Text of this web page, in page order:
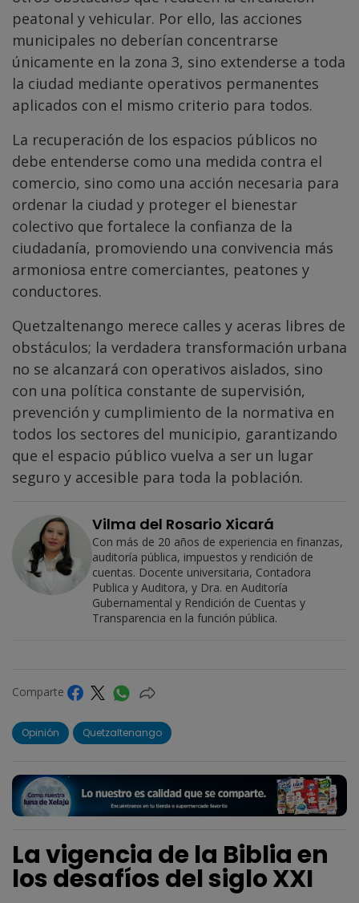
peatonal y vehicular. Por ello, las acciones
municipales no deberían concentrarse
únicamente en la zona 3, sino extenderse a toda
la ciudad mediante operativos permanentes
aplicados con el mismo criterio para todos.
La recuperación de los espacios públicos no
debe entenderse como una medida contra el
comercio, sino como una acción necesaria para
ordenar la ciudad y proteger el bienestar
colectivo que fortalece la confianza de la
ciudadanía, promoviendo una convivencia más
armoniosa entre comerciantes, peatones y
conductores.
Quetzaltenango merece calles y aceras libres de
obstáculos; la verdadera transformación urbana
no se alcanzará con operativos aislados, sino
con una política constante de supervisión,
prevención y cumplimiento de la normativa en
todos los sectores del municipio, garantizando
que el espacio público vuelva a ser un lugar
seguro y accesible para toda la población.
Vilma del Rosario Xicará
Con más de 20 años de experiencia en finanzas,
auditoría pública, impuestos y rendición de
cuentas. Docente universitaria, Contadora
Publica y Auditora, y Dra. en Auditoría
Gubernamental y Rendición de Cuentas y
Transparencia en la función pública.
Comparte
Opinión Quetzaltenango
La vigencia de la Biblia en
los desafíos del siglo XXI